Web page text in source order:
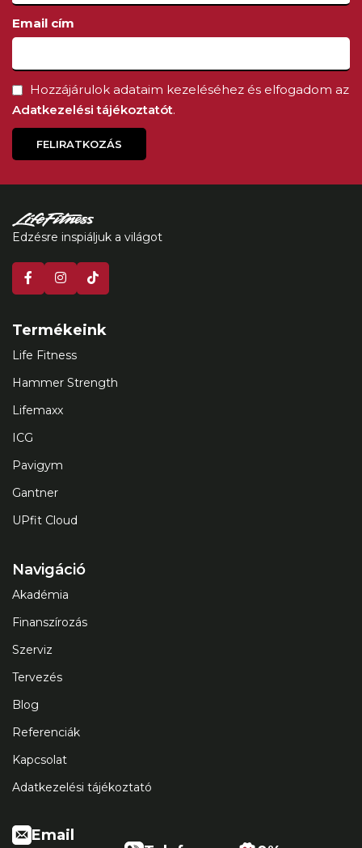
Email cím
Hozzájárulok adataim kezeléséhez és elfogadom az
Adatkezelési tájékoztatót.
FELIRATKOZÁS
Edzésre inspiáljuk a világot
Termékeink
Life Fitness
Hammer Strength
Lifemaxx
ICG
Pavigym
Gantner
UPfit Cloud
Navigáció
Akadémia
Finanszírozás
Szerviz
Tervezés
Blog
Referenciák
Kapcsolat
Adatkezelési tájékoztató
Email